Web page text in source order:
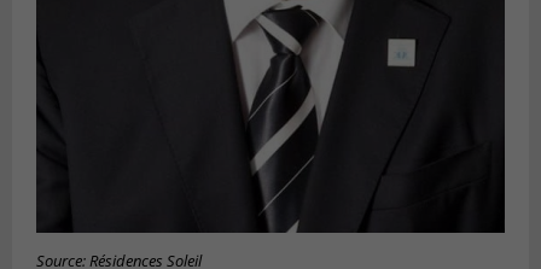
Source: Résidences Soleil